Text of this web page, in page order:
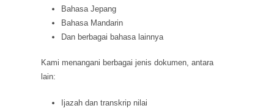
Bahasa Jepang
Bahasa Mandarin
Dan berbagai bahasa lainnya
Kami menangani berbagai jenis dokumen, antara
lain:
Ijazah dan transkrip nilai